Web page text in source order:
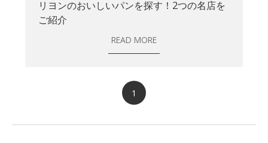
リヨンのおいしいパンを探す！2つの名店を
ご紹介
READ MORE
1